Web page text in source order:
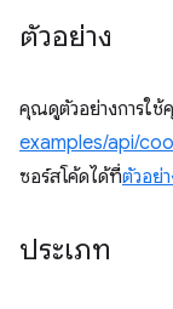
ตัวอย่าง
คุณดูตัวอย่างการใช้
examples/api/
ซอร์สโค้ดได้ที่ตัวอย่
ประเภท